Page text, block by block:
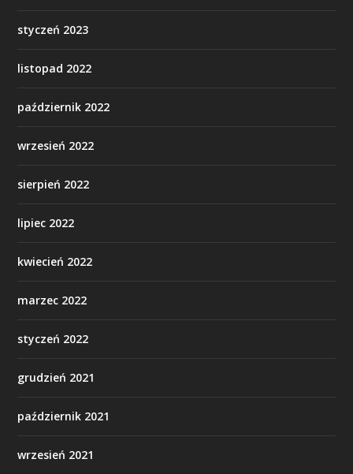
styczeń 2023
listopad 2022
październik 2022
wrzesień 2022
sierpień 2022
lipiec 2022
kwiecień 2022
marzec 2022
styczeń 2022
grudzień 2021
październik 2021
wrzesień 2021